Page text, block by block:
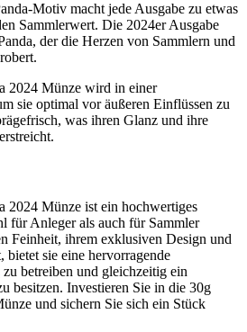
Motiv macht jede Ausgabe zu etwas
Sammlerwert. Die 2024er Ausgabe
der die Herzen von Sammlern und
2024 Münze wird in einer
sie optimal vor äußeren Einflüssen zu
was ihren Glanz und ihre
2024 Münze ist ein hochwertiges
für Anleger als auch für Sammler
Feinheit, ihrem exklusiven Design und
bietet sie eine hervorragende
zu betreiben und gleichzeitig ein
besitzen. Investieren Sie in die 30g
und sichern Sie sich ein Stück